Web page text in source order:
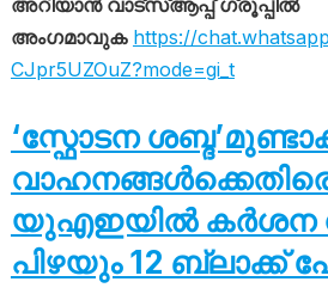
അറിയാൻ വാട്സ്ആപ്പ് ഗ്രൂപ്പിൽ
അംഗമാവുക https://
CJpr5UZOuZ?mode=gi_t
‘സ്ഫോടന
യുഎഇയിൽ കർശന
പിഴയും 12 ബ്ലാക്ക്